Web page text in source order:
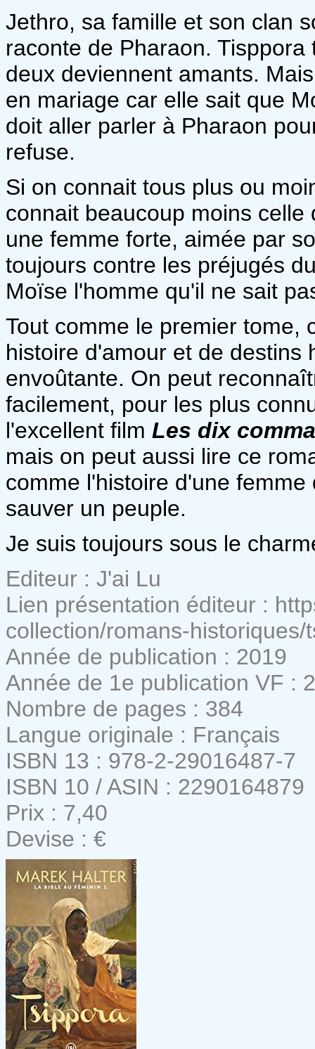
Jethro, sa famille et son clan
raconte de Pharaon.
deux deviennent amants.
en mariage car elle sait que
doit aller parler à Pharaon
refuse.
Si on connait tous plus ou
connait beaucoup moins
une femme forte, aimée par
toujours contre les préjugés
Moïse l'homme qu'il ne sait
Tout comme le premier tome,
histoire d'amour et de destins
envoûtante. On peut
facilement, pour les plus
l'excellent film Les dix
mais on peut aussi lire ce
comme l'histoire d'une
sauver un peuple.
Je suis toujours sous le
Editeur : J'ai Lu
Lien présentation éditeur :
collection/romans-historiques/
Année de publication : 2019
Année de 1e publication VF :
Nombre de pages : 384
Langue originale : Français
ISBN 13 : 978-2-29016487-7
ISBN 10 / ASIN : 2290164879
Prix : 7,40
Devise : €